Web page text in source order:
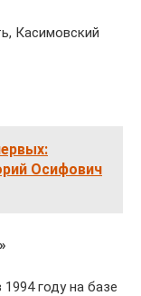
Касимовский
Осифович
году на базе